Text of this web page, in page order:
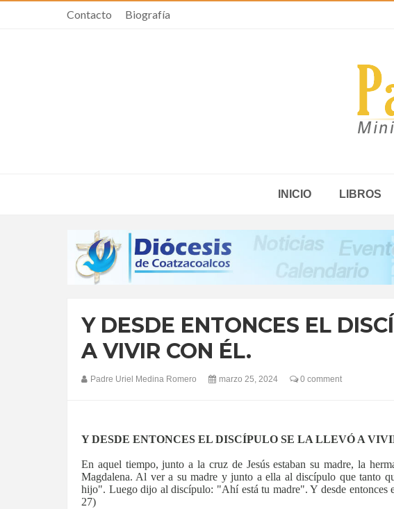
Contacto Biografía
INICIO LIBROS
Y DESDE ENTONCES EL
A VIVIR CON ÉL.
Padre Uriel Medina Romero marzo 25, 2024 0 comment
Y DESDE ENTONCES EL DISCÍPULO SE LA LLEVÓ A
En aquel tiempo, junto a la cruz de Jesús estaban su madre, la
Magdalena. Al ver a su madre y junto a ella al discípulo que tanto
hijo". Luego dijo al discípulo: "Ahí está tu madre". Y desde
27)